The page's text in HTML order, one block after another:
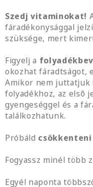
Szedj vitaminokat!
fáradékonysággal
szüksége, mert
Figyelj a
okozhat fáradtságot,
Amikor nem juttatjuk
folyadékhoz, az első
gyengeséggel és a
találkozhatunk.
Próbáld
Fogyassz minél több
Egyél naponta